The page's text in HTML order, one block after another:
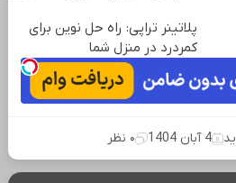
پلاتینر تراپی: راه حل نوین برای
کمردرد در منزل شما
4 آبان 1404 ۰ نظر